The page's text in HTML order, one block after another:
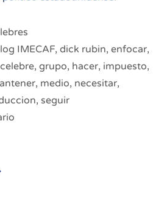
IMECAF, dick rubin, enfocar,
, grupo, hacer, impuesto,
, medio, necesitar,
, seguir